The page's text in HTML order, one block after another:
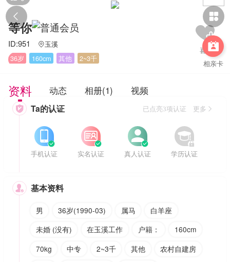
 

相亲卡
等你
ID:951 玉溪
36岁
160cm 其他 2~3千
资料 动态 相册(1) 视频
 Ta的认证 已点亮3项认证 更多


手机认证


实名认证


真人认证


学历认证
 基本资料
男 36岁(1990-03) 属马
白羊座
未婚 (没有)
在玉溪工作 户籍：
160cm
70kg
中专 2~3千 其他
农村自建房